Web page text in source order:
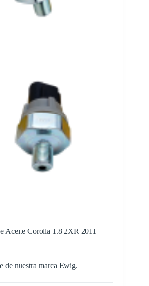
Aceite Corolla 1.8 2XR 2011
de nuestra marca Ewig.